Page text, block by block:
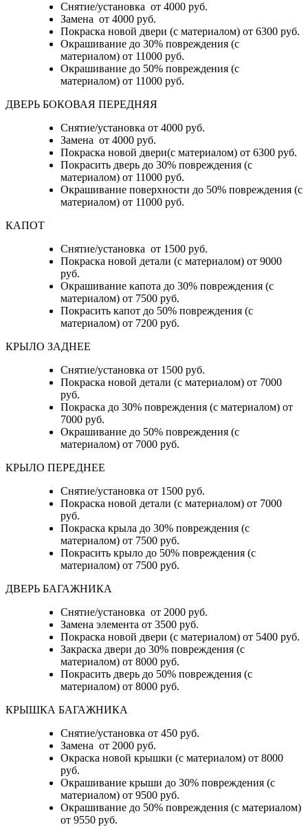
Снятие/установка от 4000 руб.
Замена от 4000 руб.
Покраска новой двери (с материалом) от 6300 руб.
Окрашивание до 30% повреждения (с
материалом) от 11000 руб.
Окрашивание до 50% повреждения (с
материалом) от 11000 руб.
ДВЕРЬ БОКОВАЯ ПЕРЕДНЯЯ
Снятие/установка от 4000 руб.
Замена от 4000 руб.
Покраска новой двери(с материалом) от 6300 руб.
Покрасить дверь до 30% повреждения (с
материалом) от 11000 руб.
Окрашивание поверхности до 50% повреждения (с
материалом) от 11000 руб.
КАПОТ
Снятие/установка от 1500 руб.
Покраска новой детали (с материалом) от 9000
руб.
Окрашивание капота до 30% повреждения (с
материалом) от 7500 руб.
Покрасить капот до 50% повреждения (с
материалом) от 7200 руб.
КРЫЛО ЗАДНЕЕ
Снятие/установка от 1500 руб.
Покраска новой детали (с материалом) от 7000
руб.
Покраска до 30% повреждения (с материалом) от
7000 руб.
Окрашивание до 50% повреждения (с
материалом) от 7000 руб.
КРЫЛО ПЕРЕДНЕЕ
Снятие/установка от 1500 руб.
Покраска новой детали (с материалом) от 7000
руб.
Покраска крыла до 30% повреждения (с
материалом) от 7500 руб.
Покрасить крыло до 50% повреждения (с
материалом) от 7500 руб.
ДВЕРЬ БАГАЖНИКА
Снятие/установка от 2000 руб.
Замена элемента от 3500 руб.
Покраска новой двери (с материалом) от 5400 руб.
Закраска двери до 30% повреждения (с
материалом) от 8000 руб.
Покрасить дверь до 50% повреждения (с
материалом) от 8000 руб.
КРЫШКА БАГАЖНИКА
Снятие/установка от 450 руб.
Замена от 2000 руб.
Окраска новой крышки (с материалом) от 8000
руб.
Окрашивание крыши до 30% повреждения (с
материалом) от 9500 руб.
Окрашивание до 50% повреждения (с материалом)
от 9550 руб.